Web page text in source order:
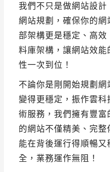
我們不只是做網站設
網站規劃，確保你的
部架構更是穩定、高
料庫架構，讓網站效
性一次到位！
不論你是剛開始規劃
變得更穩定，振作雲
術服務，我們擁有豐
的網站不僅精美、完
能在背後運行得順暢
全，業務運作無阻！